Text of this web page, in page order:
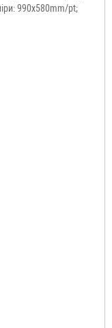
990x580mm/pt;